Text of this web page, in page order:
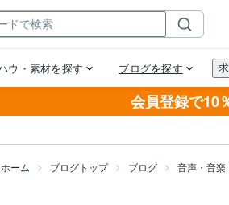
会員登録で10
ホーム ブログトップ ブログ 音声・音楽